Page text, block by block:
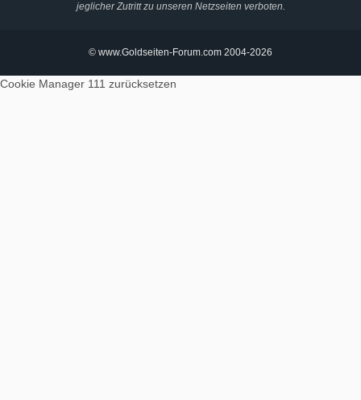
jeglicher Zutritt zu unseren Netzseiten verboten.
© www.Goldseiten-Forum.com 2004-2026
Cookie Manager 111 zurücksetzen